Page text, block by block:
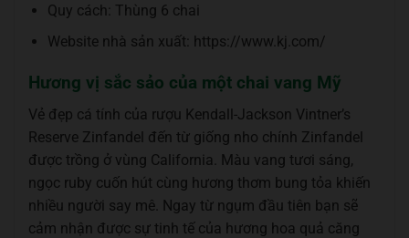
Quy cách: Thùng 6 chai
Website nhà sản xuất: https://www.kj.com/
Hương vị sắc sảo của một chai vang Mỹ
Vẻ đẹp cá tính của rượu Kendall-Jackson Vintner’s
Reserve Zinfandel đến từ giống nho chính Zinfandel
được trồng ở vùng California. Màu vang tươi sáng,
ngọc ruby cuốn hút cùng hương thơm bung tỏa khiến
nhiều người say mê. Ngay từ ngụm đầu tiên bạn sẽ
cảm nhận được sự tinh tế của hương hoa quả căng